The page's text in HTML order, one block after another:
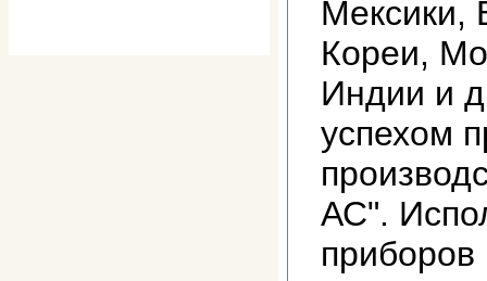
Мексики,
Кореи,
Индии и
успехом
АС".
приборов